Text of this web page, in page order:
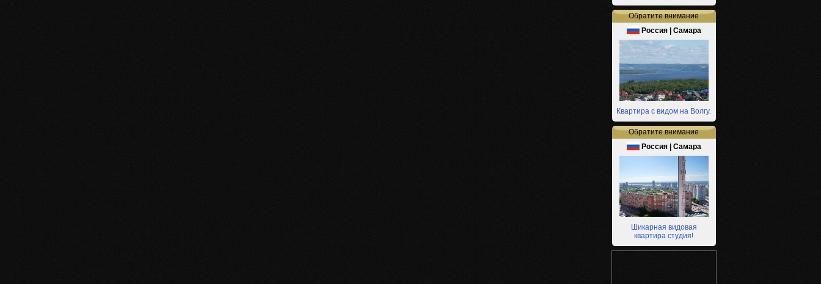
Обратите внимание
Россия | Самара
Квартира с видом на Волгу.
Обратите внимание
Россия | Самара
Шикарная видовая
квартира студия!